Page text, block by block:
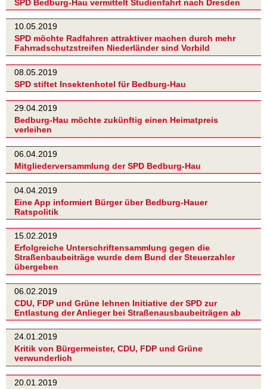
SPD Bedburg-Hau vermittelt Studienfahrt nach Dresden
10.05.2019
SPD möchte Radfahren attraktiver machen durch mehr
Fahrradschutzstreifen Niederländer sind Vorbild
08.05.2019
SPD stiftet Insektenhotel für Bedburg-Hau
29.04.2019
Bedburg-Hau möchte zukünftig einen Heimatpreis
verleihen
06.04.2019
Mitgliederversammlung der SPD Bedburg-Hau
04.04.2019
Eine App informiert Bürger über Bedburg-Hauer
Ratspolitik
15.02.2019
Erfolgreiche Unterschriftensammlung gegen die
Straßenbaubeiträge wurde dem Bund der Steuerzahler
übergeben
06.02.2019
CDU, FDP und Grüne lehnen Initiative der SPD zur
Entlastung der Anlieger bei Straßenausbaubeiträgen ab
24.01.2019
Kritik von Bürgermeister, CDU, FDP und Grüne
verwunderlich
20.01.2019